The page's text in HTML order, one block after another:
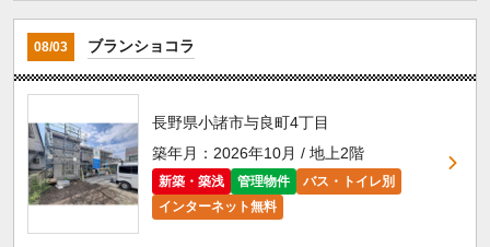
08/03 ブランショコラ
長野県小諸市与良町4丁目
築年月：2026年10月 / 地上2階
新築・築浅 管理物件
バス・トイレ別
インターネット無料